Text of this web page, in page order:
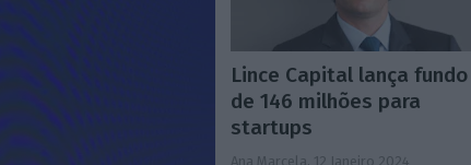
Lince Capital lança fundo
de 146 milhões para
startups
Ana Marcela, 12 Janeiro 2024